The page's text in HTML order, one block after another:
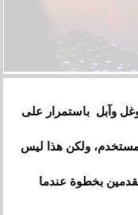
وآبل باستمرار على
ولكن هذا ليس
بخطوة عندما